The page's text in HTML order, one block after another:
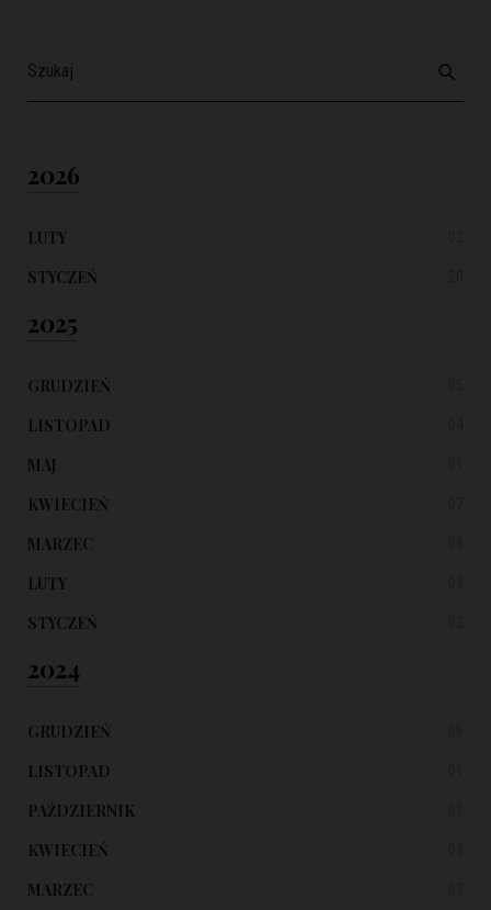
2026
LUTY
STYCZEŃ
2025
GRUDZIEŃ
LISTOPAD
MAJ
KWIECIEŃ
MARZEC
LUTY
STYCZEŃ
2024
GRUDZIEŃ
LISTOPAD
PAŹDZIERNIK
KWIECIEŃ
MARZEC